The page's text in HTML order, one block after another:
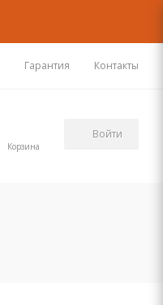
Гарантия Контакты
Корзина
Войти